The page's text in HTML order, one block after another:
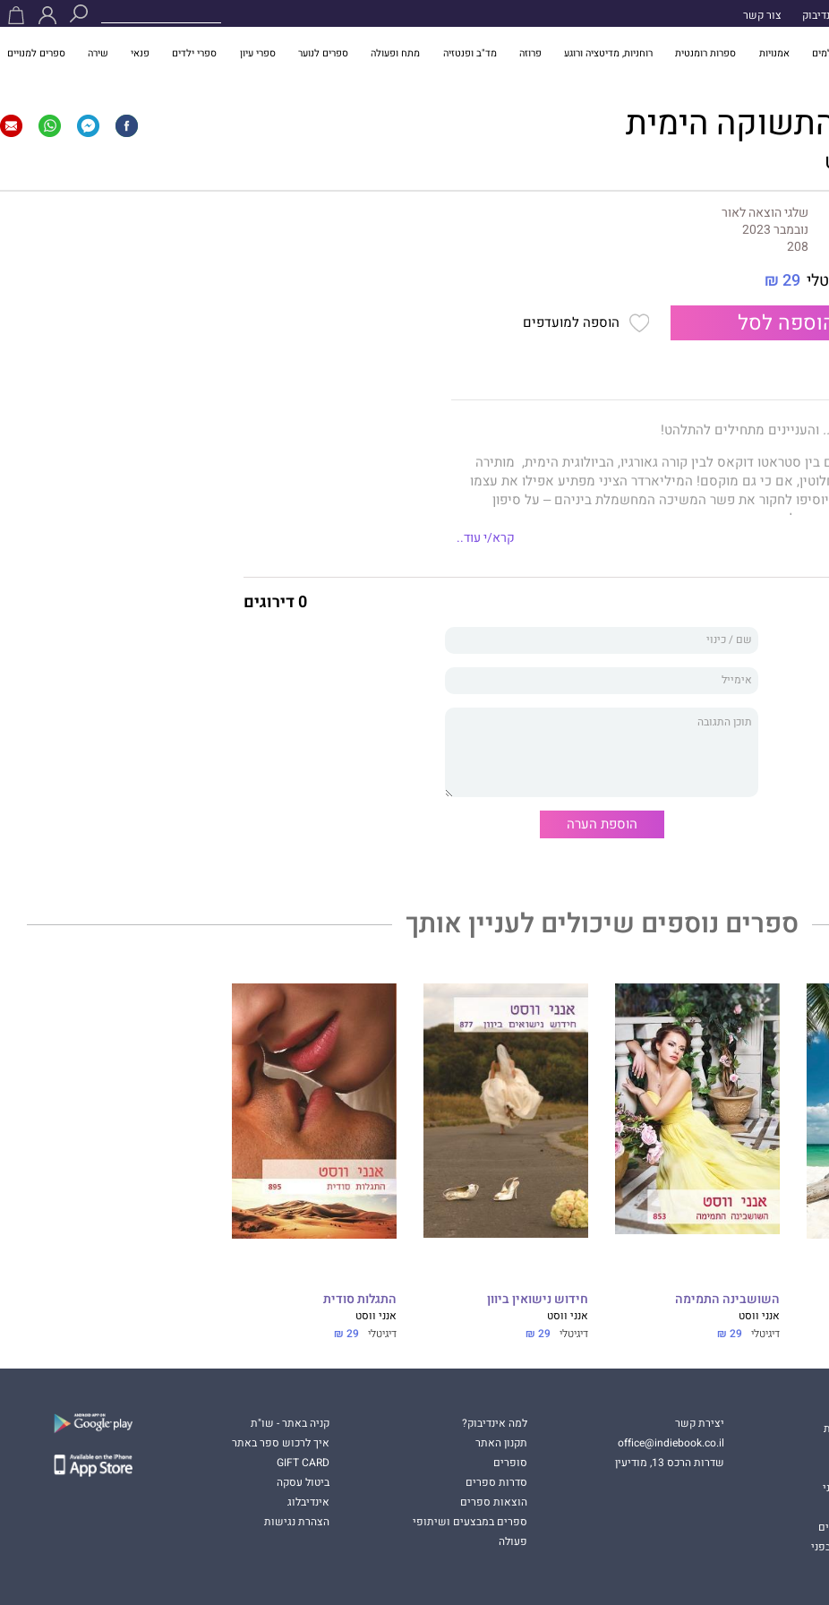
צור קשר
אמנויות ספרות רומנטית רוחניות, מדיטציה ורוגע פרוזה מד"ב ופנטזיה מתח ופעולה ספרים לנוער ספרי עיון ספרי ילדים פנאי שירה ספרים למנויים
הימית
שלגי הוצאה לאור
נובמבר 2023
208
29 ₪
לסל הוספה למועדפים
והעניינים מתחילים להתלהט!
סטראטו דוקאס לבין קורה גאורגיוּ, הביולוגית הימית, מותירה
אם כי גם מוקסם! המיליארדר הציני מפתיע אפילו את עצמו
לחקור את פשר המשיכה המחשמלת ביניהם ‒ על סיפון
שלו...
מכירה אנשים עשירים ומיוחסים מסוגו, אבל קשה מאוד לעמוד
לאבא.
קרא/י עוד..
0 דירוגים
הוספת הערה
ספרים נוספים שיכולים לעניין אותך
השושבינה התמימה
אנני ווסט
דיגיטלי 29 ₪
חידוש נישואין ביוון
אנני ווסט
דיגיטלי 29 ₪
התגלות סודית
אנני ווסט
דיגיטלי 29 ₪
יצירת קשר
office@indiebook.co.il
שדרות הרכס 13, מודיעין
למה אינדיבוק?
תקנון האתר
סופרים
סדרות ספרים
הוצאות ספרים
ספרים במבצעים ושיתופי
פעולה
קניה באתר - שו"ת
איך לרכוש ספר באתר
GIFT CARD
ביטול עסקה
אינדיבלוג
הצהרת נגישות